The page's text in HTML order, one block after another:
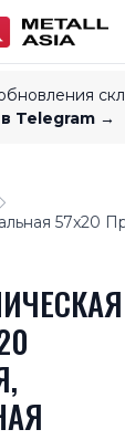
Telegram →
57x20